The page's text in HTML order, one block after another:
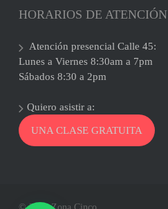
HORARIOS DE ATENCIÓN
Atención presencial Calle 45:
Lunes a Viernes 8:30am a 7pm
Sábados 8:30 a 2pm
Quiero asistir a:
UNA CLASE GRATUITA